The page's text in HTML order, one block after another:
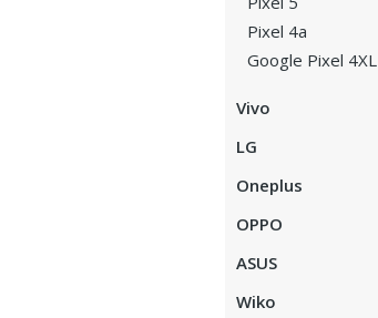
Pixel 4a
Google Pixel 4XL
Vivo
LG
Oneplus
OPPO
ASUS
Wiko